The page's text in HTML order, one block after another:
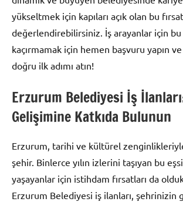
yükseltmek için kapıları açık olan bu
değerlendirebilirsiniz. İş arayanlar için bu
kaçırmamak için hemen başvuru yapın
doğru ilk adımı atın!
Erzurum Belediyesi İş
Gelişimine Katkıda Bulunun
Erzurum, tarihi ve kültürel
şehir. Binlerce yılın izlerini taşıyan bu
yaşayanlar için istihdam fırsatları da
Erzurum Belediyesi iş ilanları, şehrinizin